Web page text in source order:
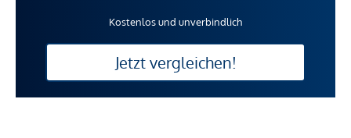
Kostenlos und unverbindlich
Jetzt vergleichen!